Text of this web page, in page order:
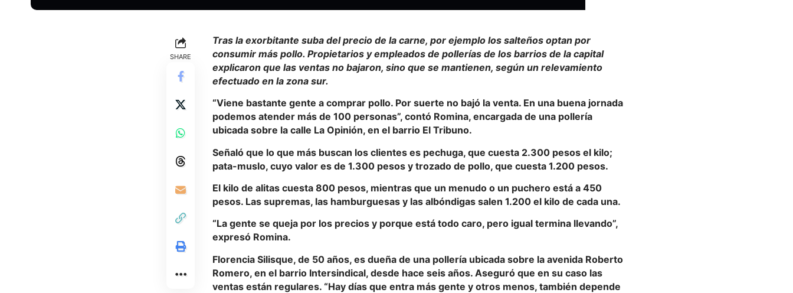
SHARE
Tras la exorbitante suba del precio de la carne, por ejemplo los salteños optan por
consumir más pollo. Propietarios y empleados de pollerías de los barrios de la capital
explicaron que las ventas no bajaron, sino que se mantienen, según un relevamiento
efectuado en la zona sur.
“Viene bastante gente a comprar pollo. Por suerte no bajó la venta. En una buena jornada
podemos atender más de 100 personas”, contó Romina, encargada de una pollería
ubicada sobre la calle La Opinión, en el barrio El Tribuno.
Señaló que lo que más buscan los clientes es pechuga, que cuesta 2.300 pesos el kilo;
pata-muslo, cuyo valor es de 1.300 pesos y trozado de pollo, que cuesta 1.200 pesos.
El kilo de alitas cuesta 800 pesos, mientras que un menudo o un puchero está a 450
pesos. Las supremas, las hamburguesas y las albóndigas salen 1.200 el kilo de cada una.
“La gente se queja por los precios y porque está todo caro, pero igual termina llevando”,
expresó Romina.
Florencia Silisque, de 50 años, es dueña de una pollería ubicada sobre la avenida Roberto
Romero, en el barrio Intersindical, desde hace seis años. Aseguró que en su caso las
ventas están regulares. “Hay días que entra más gente y otros menos, también depende